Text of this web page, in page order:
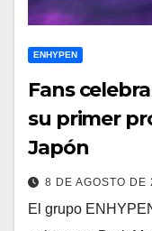
ENHYPEN
Fans
su primer
Japón
8 DE AGOSTO DE
El grupo